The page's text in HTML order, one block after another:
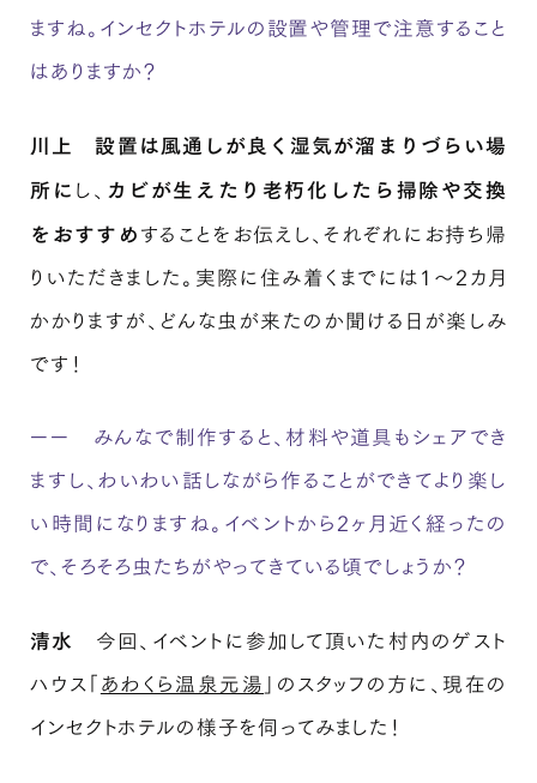
ますね。インセクトホテルの設置や管理で注意すること
はありますか？
川上
設置は風通しが良く湿気が溜まりづらい場
所に し、 カビが生えたり老朽化したら掃除や交換
をおすすめすることをお伝えし、それぞれにお持ち帰
りいただきました。実際に住み着くまでには1〜2カ月
かかりますが、どんな虫が来たのか聞ける日が楽しみ
です！
ーー みんなで制作すると、材料や道具もシェアでき
ますし、わいわい話しながら作ることができてより楽し
い時間になりますね。イベントから2ヶ月近く経ったの
で、そろそろ虫たちがやってきている頃でしょうか？
清水
今回、イベントに参加して頂いた村内のゲスト
ハウス「あわくら温泉元湯 」のスタッフの方に、現在の
インセクトホテルの様子を伺ってみました！